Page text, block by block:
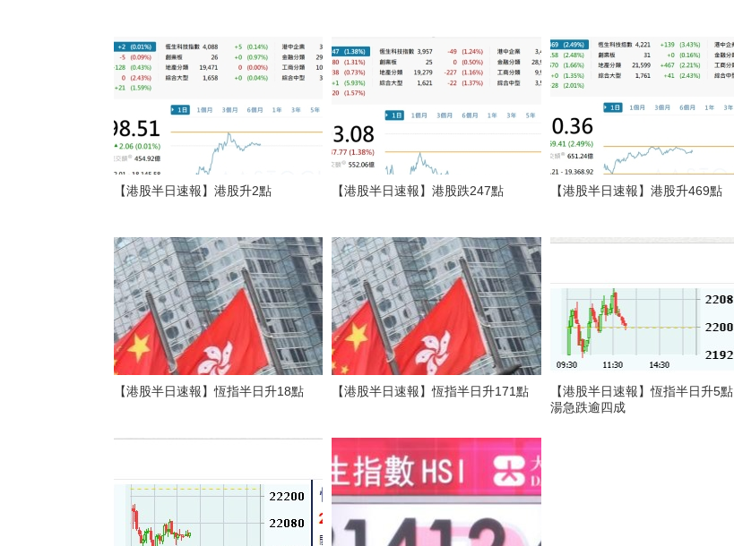
【港股半日速報】港股升2點 【港股半日速報】港股跌247點 【港股半日速報】港股升469點
【港股半日速報】恆指半日升18點 【港股半日速報】恆指半日升171點
【港股半日速報】恆指半日升5點 商
湯急跌逾四成